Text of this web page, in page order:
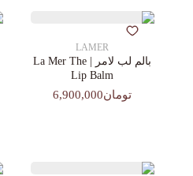
LAMER
بالم لب لامر | La Mer The
Lip Balm
تومان6,900,000